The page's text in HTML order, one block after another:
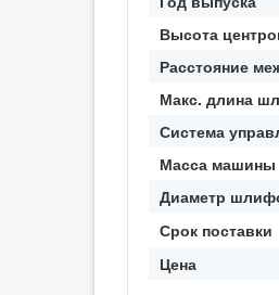
Высота
Расстояние
Макс. длина
Система
Масса машины
Диаметр
Срок поставки
Цена